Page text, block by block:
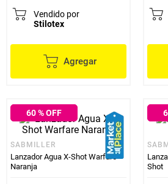
Vendido por
Stilotex
Agregar
60% OFF
SABMILLER
Lanzador Agua X-Shot Warfare
Naranja
Shot